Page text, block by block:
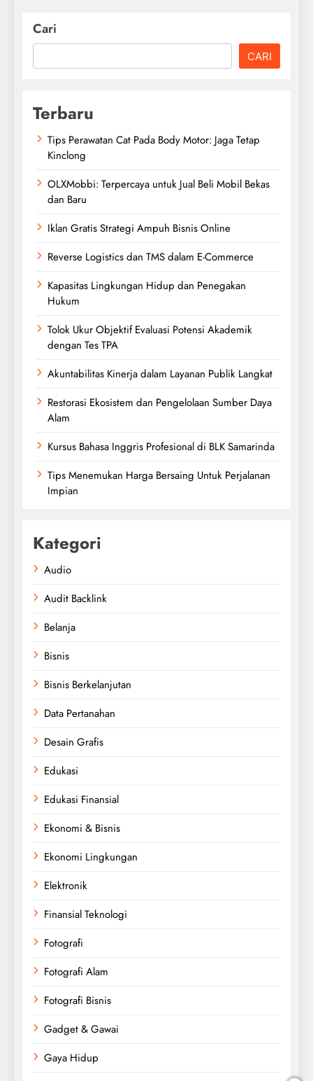
Cari
CARI
Terbaru
Tips Perawatan Cat Pada Body Motor: Jaga Tetap
Kinclong
OLXMobbi: Terpercaya untuk Jual Beli Mobil Bekas
dan Baru
Iklan Gratis Strategi Ampuh Bisnis Online
Reverse Logistics dan TMS dalam E-Commerce
Kapasitas Lingkungan Hidup dan Penegakan
Hukum
Tolok Ukur Objektif Evaluasi Potensi Akademik
dengan Tes TPA
Akuntabilitas Kinerja dalam Layanan Publik Langkat
Restorasi Ekosistem dan Pengelolaan Sumber Daya
Alam
Kursus Bahasa Inggris Profesional di BLK Samarinda
Tips Menemukan Harga Bersaing Untuk Perjalanan
Impian
Kategori
Audio
Audit Backlink
Belanja
Bisnis
Bisnis Berkelanjutan
Data Pertanahan
Desain Grafis
Edukasi
Edukasi Finansial
Ekonomi & Bisnis
Ekonomi Lingkungan
Elektronik
Finansial Teknologi
Fotografi
Fotografi Alam
Fotografi Bisnis
Gadget & Gawai
Gaya Hidup